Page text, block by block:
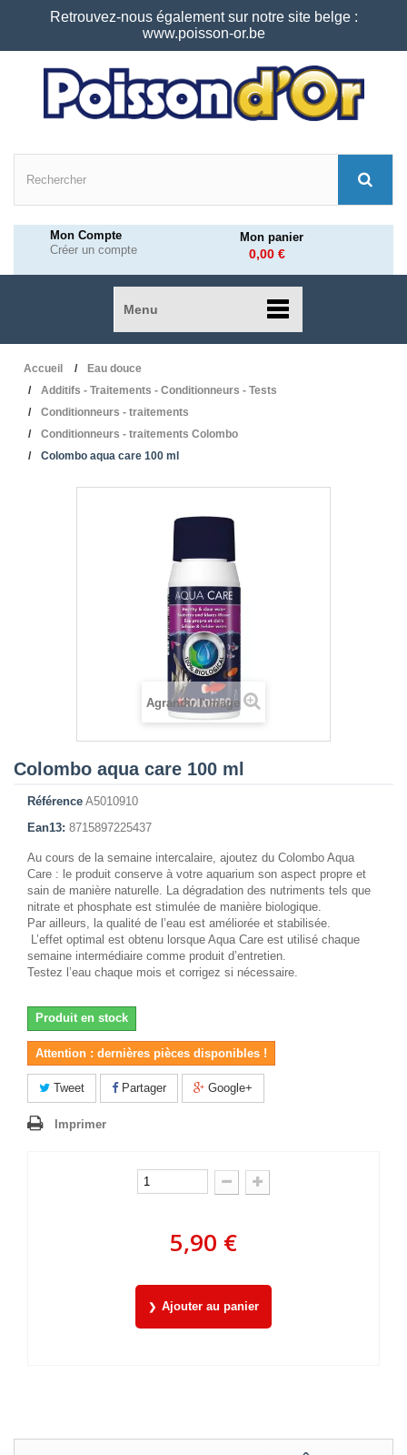
Retrouvez-nous également sur notre site belge :
www.poisson-or.be
Mon Compte
Créer un compte
Mon panier
0,00 €
Menu
Accueil
Eau douce
Additifs - Traitements - Conditionneurs - Tests
Conditionneurs - traitements
Conditionneurs - traitements Colombo
Colombo aqua care 100 ml
Agrandir l'image
Colombo aqua care 100 ml
Référence A5010910
Ean13: 8715897225437
Au cours de la semaine intercalaire, ajoutez du Colombo Aqua
Care : le produit conserve à votre aquarium son aspect propre et
sain de manière naturelle. La dégradation des nutriments tels que
nitrate et phosphate est stimulée de manière biologique.
Par ailleurs, la qualité de l’eau est améliorée et stabilisée.
L’effet optimal est obtenu lorsque Aqua Care est utilisé chaque
semaine intermédiaire comme produit d’entretien.
Testez l’eau chaque mois et corrigez si nécessaire.
Produit en stock
Attention : dernières pièces disponibles !
Tweet Partager Google+
Imprimer
5,90 €
Ajouter au panier